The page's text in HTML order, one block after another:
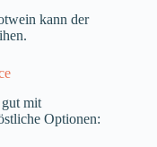
kann der
mit
Optionen: